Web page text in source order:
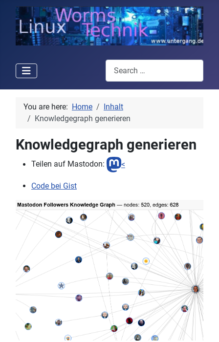
Search
You are here: Home
Inhalt
Knowledgegraph generieren
Knowledgegraph generieren
Teilen auf Mastodon: <
Code bei Gist